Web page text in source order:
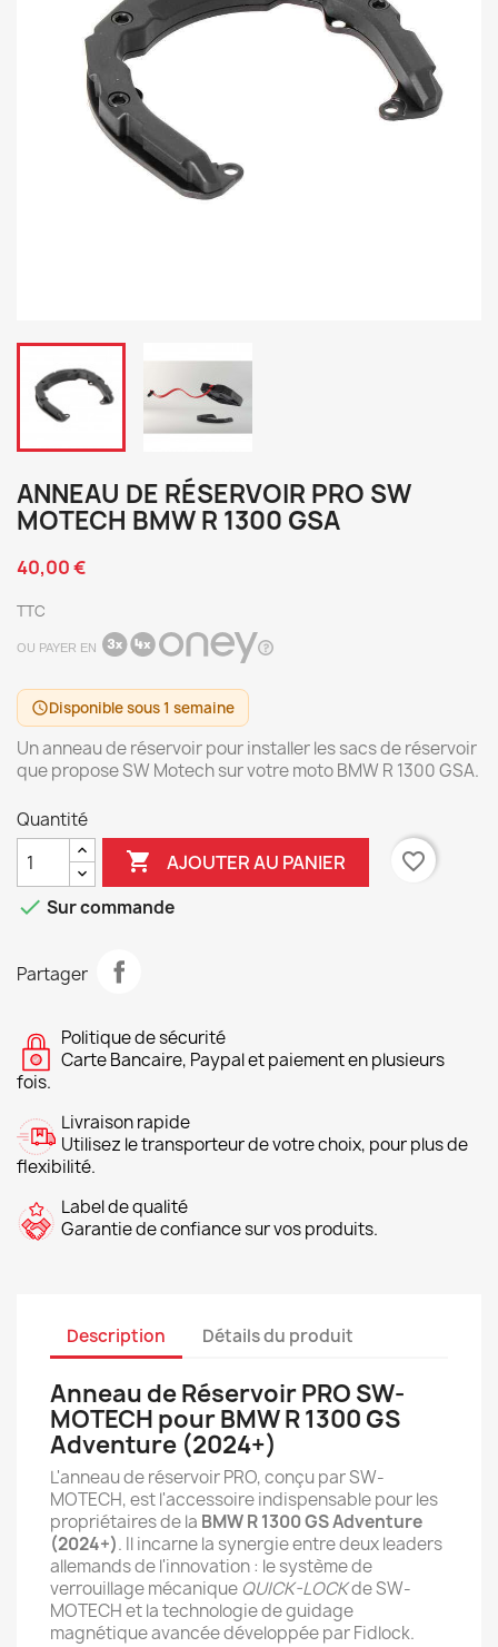
ANNEAU DE RÉSERVOIR PRO SW
MOTECH BMW R 1300 GSA
40,00 €
TTC
OU PAYER EN
scheduleDisponible sous 1 semaine
Un anneau de réservoir pour installer les sacs de réservoir
que propose SW Motech sur votre moto BMW R 1300 GSA.
Quantité
 AJOUTER AU PANIER
favorite_border
 Sur commande
Partager
Politique de sécurité
Carte Bancaire, Paypal et paiement en plusieurs
fois.
Livraison rapide
Utilisez le transporteur de votre choix, pour plus de
flexibilité.
Label de qualité
Garantie de confiance sur vos produits.
Description Détails du produit
Anneau de Réservoir PRO SW-
MOTECH pour BMW R 1300 GS
Adventure (2024+)
L'anneau de réservoir PRO, conçu par SW-
MOTECH, est l'accessoire indispensable pour les
propriétaires de la BMW R 1300 GS Adventure
(2024+). Il incarne la synergie entre deux leaders
allemands de l'innovation : le système de
verrouillage mécanique QUICK-LOCKde SW-
MOTECH et la technologie de guidage
magnétique avancée développée par Fidlock.